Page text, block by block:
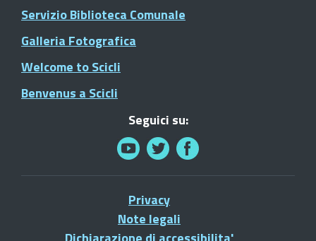
Servizio Biblioteca Comunale
Galleria Fotografica
Welcome to Scicli
Benvenus a Scicli
Seguici su:
Privacy
Note legali